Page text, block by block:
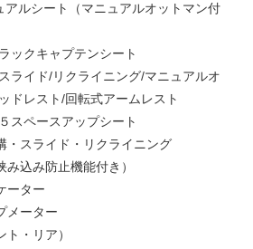
アルシート（マニュアルオットマン付
クキャプテンシート
ライド/リクライニング/マニュアルオ
ドレスト/回転式アームレスト
ペースアップシート
・スライド・リクライニング
込み防止機能付き）
ーター
メーター
・リア）